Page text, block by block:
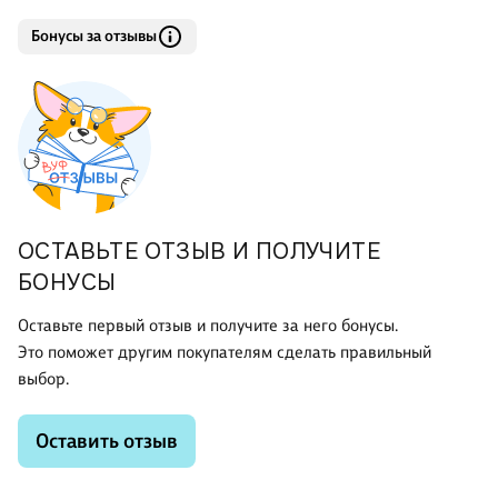
Бонусы за отзывы
ОСТАВЬТЕ ОТЗЫВ И ПОЛУЧИТЕ
БОНУСЫ
Оставьте первый отзыв и получите за него бонусы.
Это поможет другим покупателям сделать правильный
выбор.
Оставить отзыв